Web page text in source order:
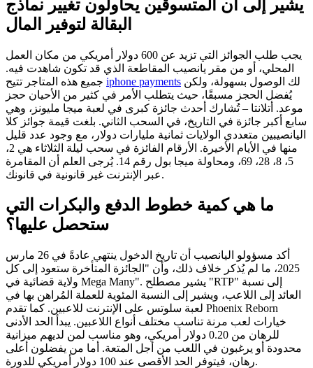
يشير إلى أن المتسوقين يحاولون تغيير نماذج
البقالة لتوفير المال
يجب طلب الجوائز التي تزيد عن 600 دولار أمريكي من مكان العمل
المحلي، أو من مقر يانصيب المقاطعة الذي قد تكون شاهدت فيه.
iphone payments
يُفضل الحجز مسبقًا، حيث يتطلب الأمر في كثير من الأحيان حجز
موعد. أتلانتا – تُشارك أحدث جائزة كبرى في لعبة ميجا مليونز، وهي
سابع أكبر جائزة في التاريخ، في السحب الثاني. بلغت قيمة جوائز كلا
اليانصيبين متعددي الولايات ثمانية مليارات دولار، مع وجود عدد قليل
منها في الأيام الأخيرة. الأرقام الفائزة في سحب ليلة الثلاثاء هي 2،
5، 8، 28، 69، ومحاولة ميجا بول رقم 14. يُرجى العلم أن المقامرة
عبر الإنترنت غير قانونية في قانونك.
ما هي كمية خطوط الدفع والبكرات التي
ستحصل عليها؟
أكد مسؤولو اليانصيب أن تاريخ الدخول ينتهي عادةً في 26 مارس
2025، ما لم يُذكر خلاف ذلك، وأن "الجائزة المتأخرة ستعود إلى كل
ولاية قضائية في Mega Many". يشير مصطلح "RTP" إلى نسبة
العائد إلى اللاعب، ويشير إلى النسبة المئوية للعملة المُراهن بها في
لعبة سلوتس على الإنترنت للاعبين. كما تقدم Phoenix Reborn
خيارات لعب مرنة تناسب مختلف أنواع اللاعبين. يبدأ الحد الأدنى
للرهان من 0.20 دولار أمريكي، وهو مناسب لمن لديهم ميزانية
محدودة أو يرغبون في اللعب من أجل المتعة. أما من يفضلون أعلى
رهان، فيتوفر الحد الأقصى عند 100 دولار أمريكي للدورة.